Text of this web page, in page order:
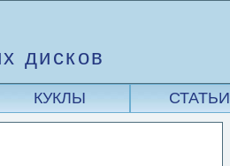
дисков
КУКЛЫ СТАТЬИ